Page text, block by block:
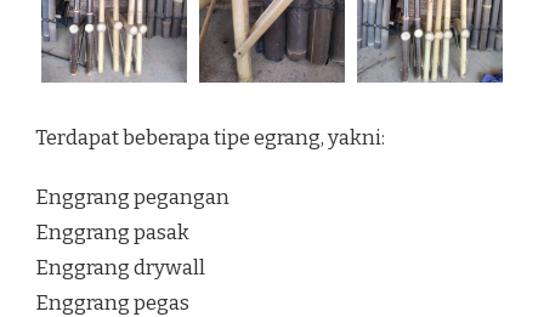
Terdapat beberapa tipe egrang, yakni:
Enggrang pegangan
Enggrang pasak
Enggrang drywall
Enggrang pegas